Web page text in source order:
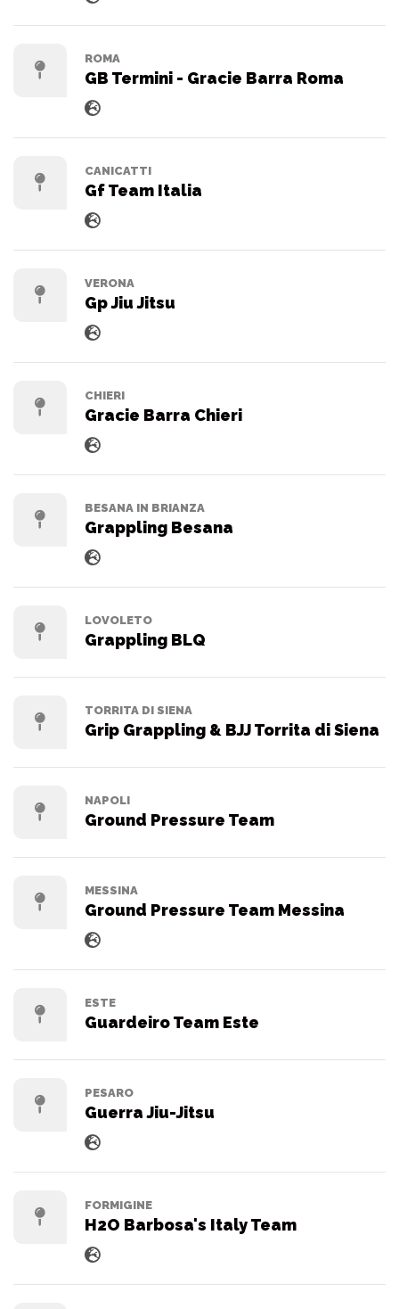
ROMA
GB Termini - Gracie Barra Roma
CANICATTI
Gf Team Italia
VERONA
Gp Jiu Jitsu
CHIERI
Gracie Barra Chieri
BESANA IN BRIANZA
Grappling Besana
LOVOLETO
Grappling BLQ
TORRITA DI SIENA
Grip Grappling & BJJ Torrita di Siena
NAPOLI
Ground Pressure Team
MESSINA
Ground Pressure Team Messina
ESTE
Guardeiro Team Este
PESARO
Guerra Jiu-Jitsu
FORMIGINE
H2O Barbosa's Italy Team